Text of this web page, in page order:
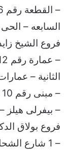
السابعه – الحى
فروع الشيخ
الثانية –
– بيفرلى هيلز
فروع بولاق